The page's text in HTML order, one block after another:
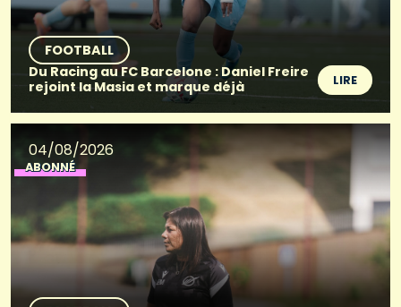
FOOTBALL
Du Racing au FC Barcelone : Daniel Freire
rejoint la Masia et marque déjà
LIRE
04/08/2026
ABONNÉ